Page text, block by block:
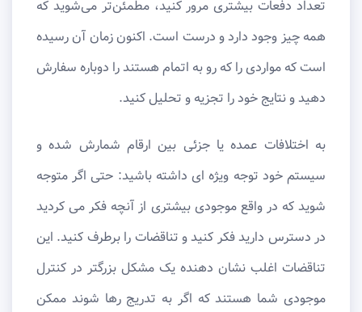
تعداد دفعات بیشتری مرور کنید، مطمئن‌تر می‌شوید که
همه چیز وجود دارد و درست است. اکنون زمان آن رسیده
است که مواردی را که رو به اتمام هستند را دوباره سفارش
دهید و نتایج خود را تجزیه و تحلیل کنید.
به اختلافات عمده یا جزئی بین ارقام شمارش شده و
سیستم خود توجه ویژه ای داشته باشید: حتی اگر متوجه
شوید که در واقع موجودی بیشتری از آنچه فکر می کردید
در دسترس دارید فکر کنید و تناقضات را برطرف کنید. این
تناقضات اغلب نشان دهنده یک مشکل بزرگتر در کنترل
موجودی شما هستند که اگر به تدریج رها شوند ممکن